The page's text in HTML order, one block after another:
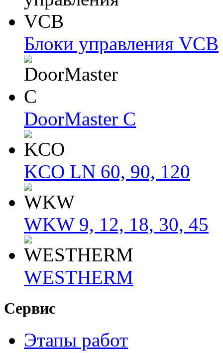
Блоки упрaвлeния VCB
DoorMaster C
KCO LN 60, 90, 120
WKW 9, 12, 18, 30, 45
WESTHERM
Сервис
Этапы работ